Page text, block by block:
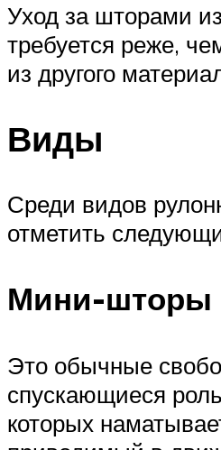
Уход за шторами
требуется реже,
из другого
Виды
Среди видов
отметить
Мини-шторы
Это обычные
спускающиеся
которых